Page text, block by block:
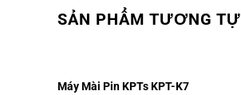
SẢN PHẨM TƯƠNG TỰ
Máy Mài Pin KPTs KPT-K7